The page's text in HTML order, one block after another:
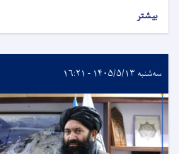
بیشتر
سه‌شنبه ۱۴۰۵/۵/۱۳ - ۱۶:۲۱